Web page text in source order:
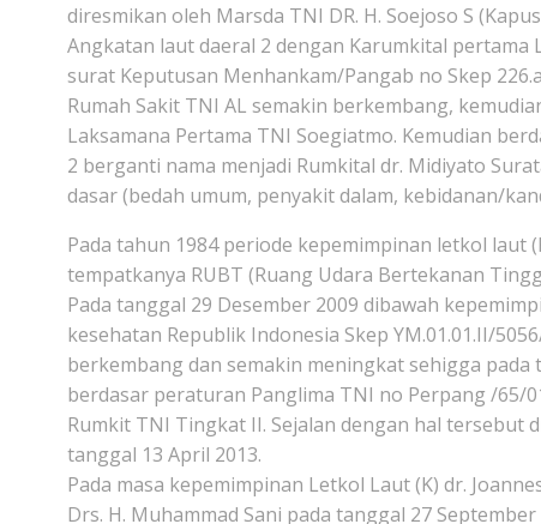
diresmikan oleh Marsda TNI DR. H. Soejoso S
Angkatan laut daeral 2 dengan Karumkital pertama
surat Keputusan Menhankam/Pangab no Skep
Rumah Sakit TNI AL semakin berkembang,
Laksamana Pertama TNI Soegiatmo. Kemudian
2 berganti nama menjadi Rumkital dr. Midiyato
dasar (bedah umum, penyakit dalam, kebidanan/
Pada tahun 1984 periode kepemimpinan letkol laut
tempatkanya RUBT (Ruang Udara Bertekanan
Pada tanggal 29 Desember 2009 dibawah
kesehatan Republik Indonesia Skep YM.01.01.II/
berkembang dan semakin meningkat sehigga pada
berdasar peraturan Panglima TNI no Perpang /65/
Rumkit TNI Tingkat II. Sejalan dengan hal tersebut
tanggal 13 April 2013.
Pada masa kepemimpinan Letkol Laut (K) dr.
Drs. H. Muhammad Sani pada tanggal 27